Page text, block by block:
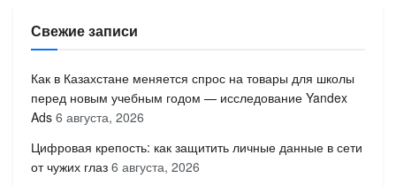
Свежие записи
Как в Казахстане меняется спрос на товары для школы
перед новым учебным годом — исследование Yandex
Ads 6 августа, 2026
Цифровая крепость: как защитить личные данные в сети
от чужих глаз 6 августа, 2026